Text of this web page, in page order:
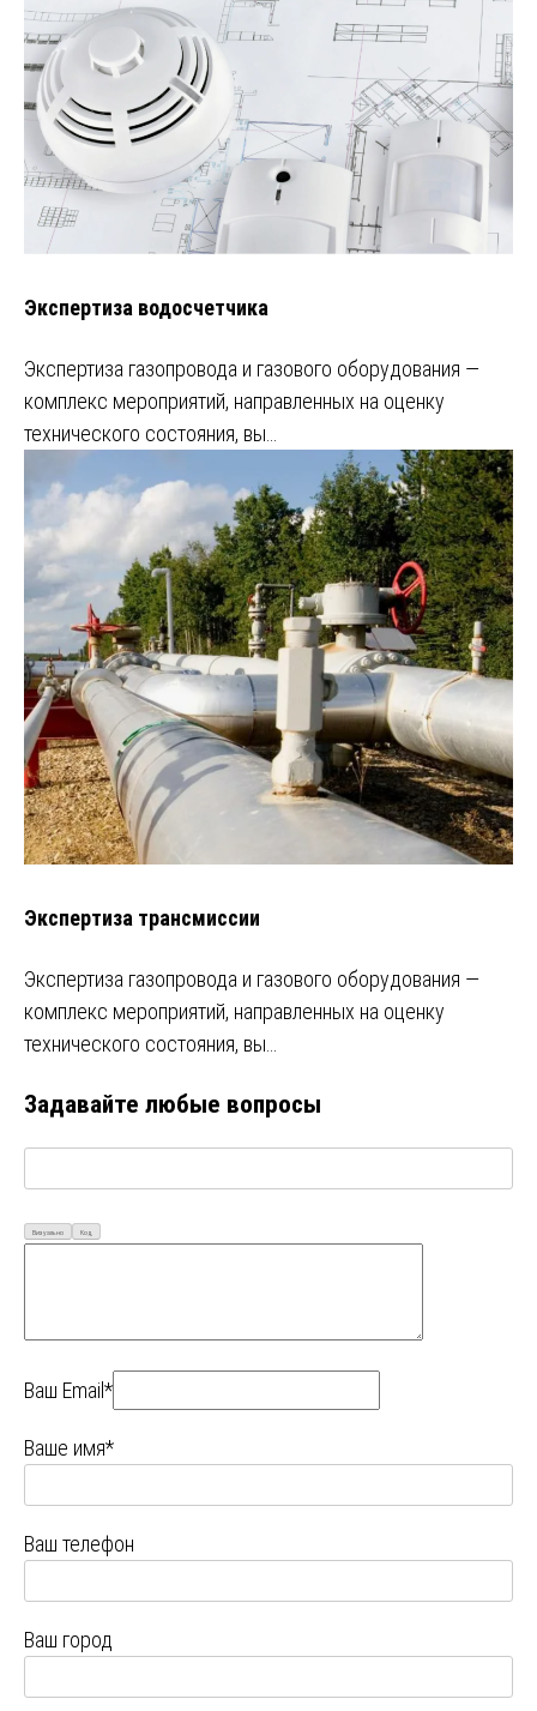
Экспертиза водосчетчика
Экспертиза газопровода и газового оборудования —
комплекс мероприятий, направленных на оценку
технического состояния, вы…
Экспертиза трансмиссии
Экспертиза газопровода и газового оборудования —
комплекс мероприятий, направленных на оценку
технического состояния, вы…
Задавайте любые вопросы
Визуально Код
Ваш Email*
Ваше имя*
Ваш телефон
Ваш город